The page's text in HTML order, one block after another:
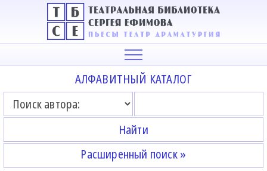
АЛФАВИТНЫЙ КАТАЛОГ
Расширенный поиск »